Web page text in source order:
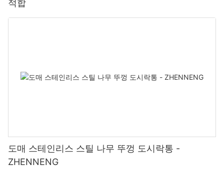
적합
도매 스테인리스 스틸 나무 뚜껑 도시락통 -
ZHENNENG